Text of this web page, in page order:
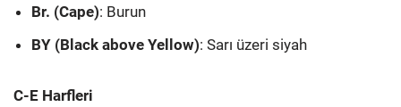
Br. (Cape): Burun
BY (Black above Yellow): Sarı üzeri siyah
C-E Harfleri